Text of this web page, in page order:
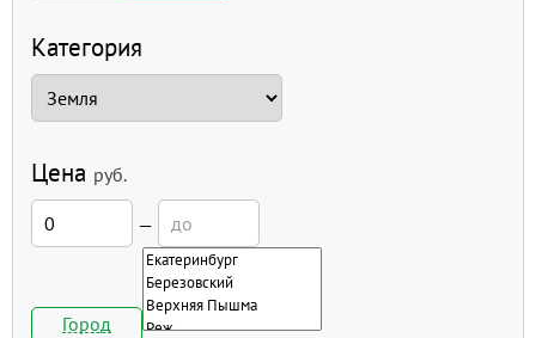
Категория
Цена руб.
—
Город